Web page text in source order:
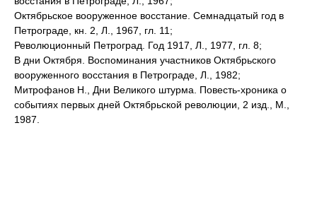
Октябрьское вооруженное восстание. Семнадцатый год в
Петрограде, кн. 2, Л., 1967, гл. 11;
Революционный Петроград. Год 1917, Л., 1977, гл. 8;
В дни Октября. Воспоминания участников Октябрьского
вооруженного восстания в Петрограде, Л., 1982;
Митрофанов Н., Дни Великого штурма. Повесть-хроника о
событиях первых дней Октябрьской революции, 2 изд., М.,
1987.